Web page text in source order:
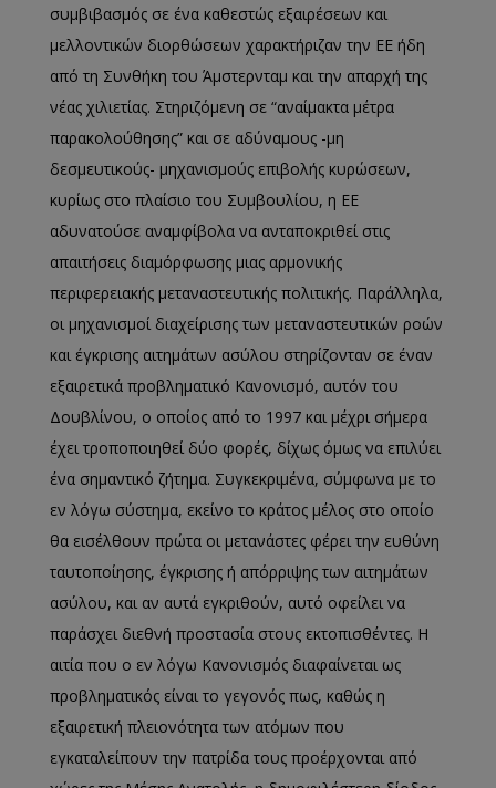
συμβιβασμός σε ένα καθεστώς εξαιρέσεων και
μελλοντικών διορθώσεων χαρακτήριζαν την ΕΕ ήδη
από τη Συνθήκη του Άμστερνταμ και την απαρχή της
νέας χιλιετίας. Στηριζόμενη σε “αναίμακτα μέτρα
παρακολούθησης” και σε αδύναμους -μη
δεσμευτικούς- μηχανισμούς επιβολής κυρώσεων,
κυρίως στο πλαίσιο του Συμβουλίου, η ΕΕ
αδυνατούσε αναμφίβολα να ανταποκριθεί στις
απαιτήσεις διαμόρφωσης μιας αρμονικής
περιφερειακής μεταναστευτικής πολιτικής. Παράλληλα,
οι μηχανισμοί διαχείρισης των μεταναστευτικών ροών
και έγκρισης αιτημάτων ασύλου στηρίζονταν σε έναν
εξαιρετικά προβληματικό Κανονισμό, αυτόν του
Δουβλίνου, ο οποίος από το 1997 και μέχρι σήμερα
έχει τροποποιηθεί δύο φορές, δίχως όμως να επιλύει
ένα σημαντικό ζήτημα. Συγκεκριμένα, σύμφωνα με το
εν λόγω σύστημα, εκείνο το κράτος μέλος στο οποίο
θα εισέλθουν πρώτα οι μετανάστες φέρει την ευθύνη
ταυτοποίησης, έγκρισης ή απόρριψης των αιτημάτων
ασύλου, και αν αυτά εγκριθούν, αυτό οφείλει να
παράσχει διεθνή προστασία στους εκτοπισθέντες. Η
αιτία που ο εν λόγω Κανονισμός διαφαίνεται ως
προβληματικός είναι το γεγονός πως, καθώς η
εξαιρετική πλειονότητα των ατόμων που
εγκαταλείπουν την πατρίδα τους προέρχονται από